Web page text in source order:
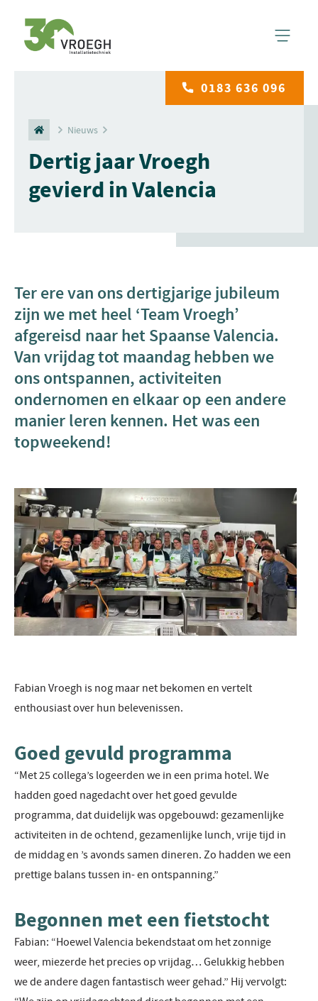
0183 636 096
Nieuws
Dertig jaar Vroegh
gevierd in Valencia
Ter ere van ons dertigjarige jubileum
zijn we met heel ‘Team Vroegh’
afgereisd naar het Spaanse Valencia.
Van vrijdag tot maandag hebben we
ons ontspannen, activiteiten
ondernomen en elkaar op een andere
manier leren kennen. Het was een
topweekend!
Fabian Vroegh is nog maar net bekomen en vertelt
enthousiast over hun belevenissen.
Goed gevuld programma
“Met 25 collega’s logeerden we in een prima hotel. We
hadden goed nagedacht over het goed gevulde
programma, dat duidelijk was opgebouwd: gezamenlijke
activiteiten in de ochtend, gezamenlijke lunch, vrije tijd in
de middag en ’s avonds samen dineren. Zo hadden we een
prettige balans tussen in- en ontspanning.”
Begonnen met een fietstocht
Fabian: “Hoewel Valencia bekendstaat om het zonnige
weer, miezerde het precies op vrijdag… Gelukkig hebben
we de andere dagen fantastisch weer gehad.” Hij vervolgt: